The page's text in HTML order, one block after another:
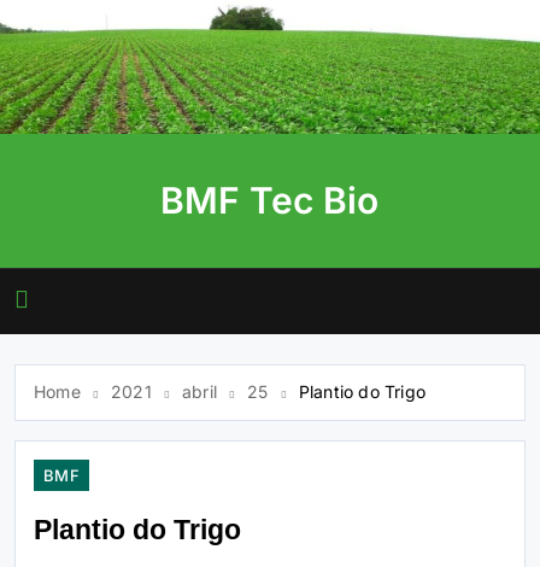
to
content
BMF Tec Bio
Home 2021 abril 25 Plantio do Trigo
BMF
Plantio do Trigo